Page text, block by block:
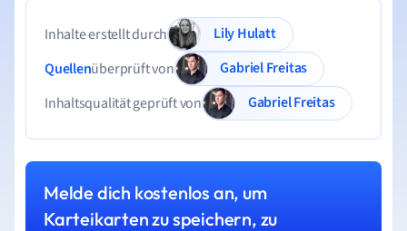
Inhalte erstellt durch
Lily Hulatt
Quellenüberprüft von
Gabriel Freitas
Inhaltsqualität geprüft von
Gabriel Freitas
Melde dich kostenlos an, um
Karteikarten zu speichern, zu